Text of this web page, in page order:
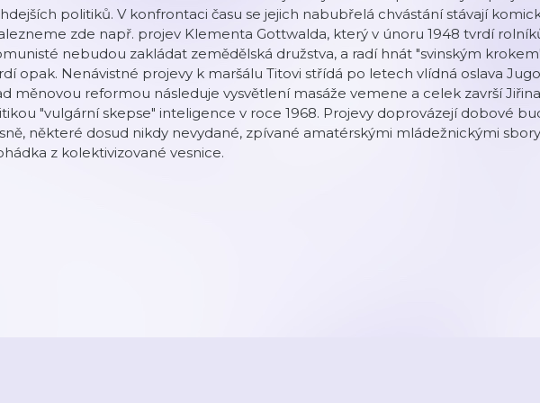
politiků. V konfrontaci času se jejich nabubřelá chvástání stávají
zde např. projev Klementa Gottwalda, který v únoru 1948 tvrdí
nebudou zakládat zemědělská družstva, a radí hnát "svinským
opak. Nenávistné projevy k maršálu Titovi střídá po letech vlídná oslava
měnovou reformou následuje vysvětlení masáže vemene a celek završí
"vulgární skepse" inteligence v roce 1968. Projevy doprovázejí dobové
některé dosud nikdy nevydané, zpívané amatérskými mládežnickými
z kolektivizované vesnice.